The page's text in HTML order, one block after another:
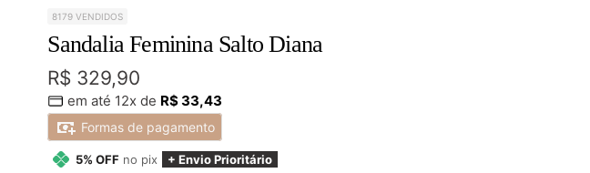
8179 VENDIDOS
Sandalia Feminina Salto Diana
Preço
promocional
R$ 329,90
em até 12x de R$ 33,43
Formas de pagamento
5% OFF no pix + Envio Prioritário